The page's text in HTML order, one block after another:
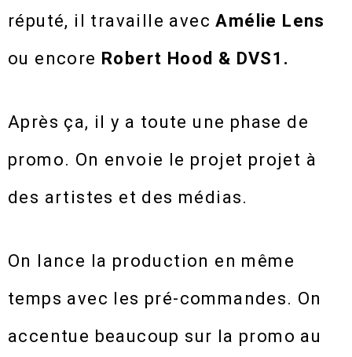
réputé, il travaille avecAmélie Lens
ou encore Robert Hood & DVS1.
Après ça, il y a toute une phase de
promo. On envoie le projet projet à
des artistes et des médias.
On lance la production en même
temps avec les pré-commandes. On
accentue beaucoup sur la promo au